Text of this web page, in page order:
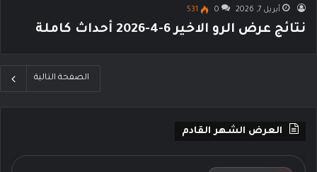
أبريل 7, 2026 0
531
نتائج عرض الرو الاخير 6-4-2026 أحداث كاملة
الصفحة التالية
العرض الشهر القادم